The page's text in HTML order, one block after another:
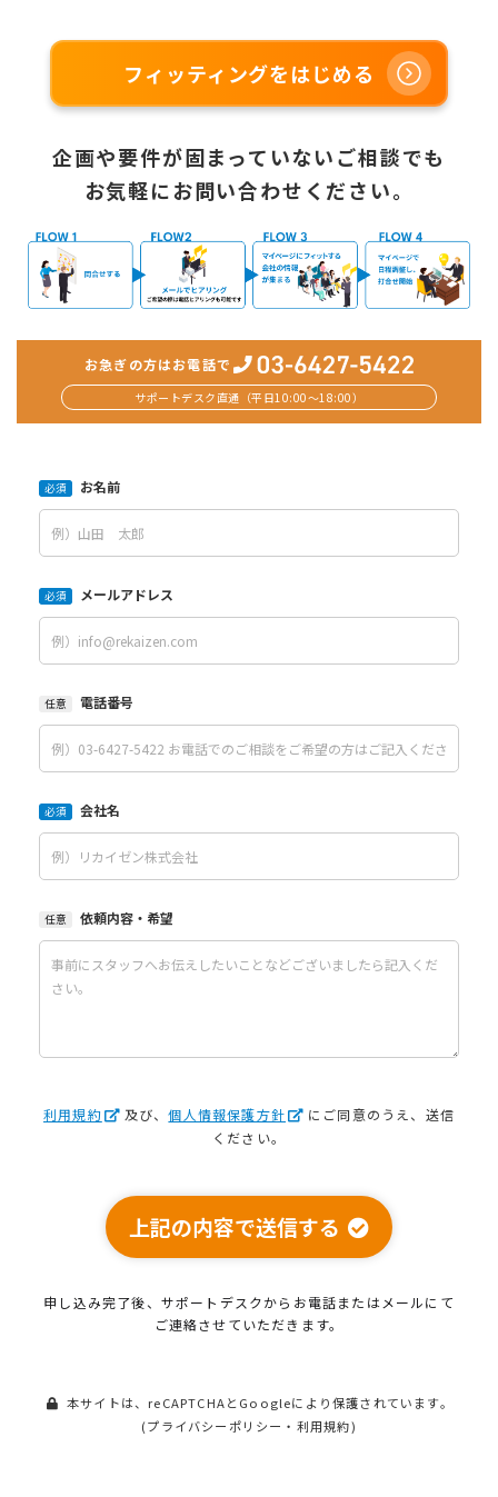
フィッティングをはじめる
企画や要件が固まっていないご相談でも
お気軽にお問い合わせください。
お急ぎの方はお電話で
サポートデスク直通（平日10:00〜18:00）
必須 お名前
必須 メールアドレス
任意 電話番号
必須 会社名
任意 依頼内容・希望
利用規約 及び、個人情報保護方針
にご同意のうえ、送信
ください。
上記の内容で送信する
申し込み完了後、サポートデスクから お電話またはメールにて
ご連絡させていただきます。
本サイトは、reCAPTCHAとGoogleにより保護されています。
(プライバシーポリシー ・ 利用規約)